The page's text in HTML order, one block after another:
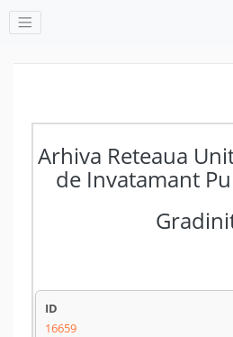
Arhiva Reteaua
de Invatamant
16659